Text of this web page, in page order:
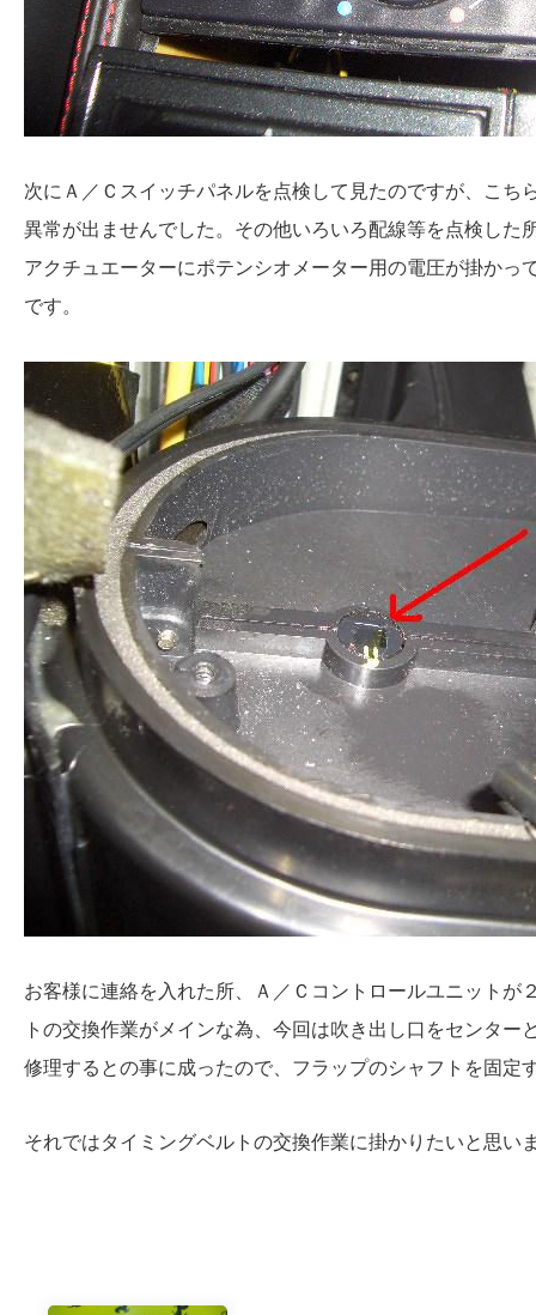
次にＡ／Ｃスイッチパネルを点検して見たのですが、こ
異常が出ませんでした。その他いろいろ配線等を点検した
アクチュエーターにポテンシオメーター用の電圧が掛か
です。
お客様に連絡を入れた所、Ａ／Ｃコントロールユニット
トの交換作業がメインな為、今回は吹き出し口をセンタ
修理するとの事に成ったので、フラップのシャフトを固定
それではタイミングベルトの交換作業に掛かりたいと思い